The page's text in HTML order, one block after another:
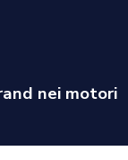
nei motori